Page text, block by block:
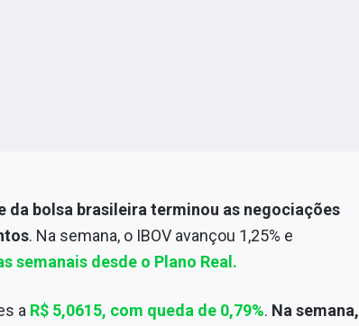
bolsa brasileira terminou as negociações
. Na semana, o IBOV avançou 1,25% e
semanais desde o Plano Real.
a R$ 5,0615, com queda de 0,79%. Na semana,